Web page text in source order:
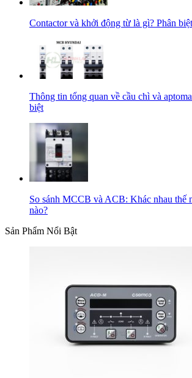
Contactor và khởi động từ là gì? Phân
Thông tin tổng quan về cầu chì và
biệt
So sánh MCCB và ACB: Khác nhau thế
nào?
Sản Phẩm Nổi Bật